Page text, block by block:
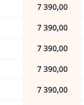
7 390,00
7 390,00
7 390,00
7 390,00
7 390,00